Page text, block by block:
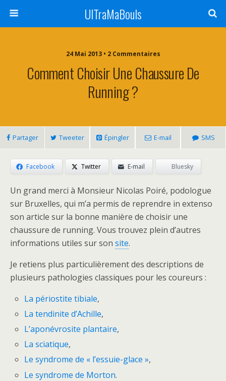
UlTraMaBouls
24 Mai 2013 • 2 Commentaires
Comment Choisir Une Chaussure De
Running ?
Partager Tweeter Épingler E-mail SMS
Facebook Twitter E-mail Bluesky
Un grand merci à Monsieur Nicolas Poiré, podologue
sur Bruxelles, qui m’a permis de reprendre in extenso
son article sur la bonne manière de choisir une
chaussure de running. Vous trouvez plein d’autres
informations utiles sur son site.
Je retiens plus particulièrement des descriptions de
plusieurs pathologies classiques pour les coureurs :
La périostite tibiale,
La tendinite d’Achille,
L’aponévrosite plantaire,
La sciatique,
Le syndrome de « l’essuie-glace »,
Le syndrome de Morton.